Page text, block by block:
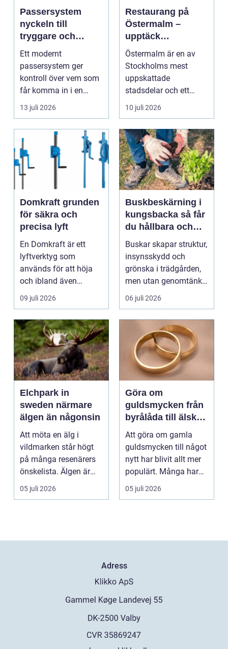
Passersystem
nyckeln till
tryggare och
smidigare tillträde
Ett modernt
passersystem ger
kontroll över vem som
får komma in i en
byggnad, när de får
13 juli 2026
Restaurang på
Östermalm –
upptäck
matupplevelser i
en av Stockholms
mest attraktiva
stadsdelar
Östermalm är en av
Stockholms mest
uppskattade
stadsdelar och ett
självklart val f&ou...
10 juli 2026
Domkraft grunden
för säkra och
precisa lyft
En Domkraft är ett
lyftverktyg som
används för att höja
och ibland även
positionera tunga
09 juli 2026
Buskbeskärning i
kungsbacka så får
du hållbara och
vackra buskar året
runt
Buskar skapar struktur,
insynsskydd och
grönska i trädgården,
men utan genomtänkt
beskärning blir de...
06 juli 2026
Elchpark in
sweden närmare
älgen än någonsin
Att möta en älg i
vildmarken står högt
på många resenärers
önskelista. Älgen är
Skandinaviens ikonis...
05 juli 2026
Göra om
guldsmycken från
byrålåda till älskad
favorit
Att göra om gamla
guldsmycken till något
nytt har blivit allt mer
populärt. Många har
ärvda ringar, ...
05 juli 2026
Adress